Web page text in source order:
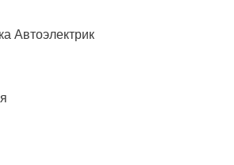
Автоэлектрик